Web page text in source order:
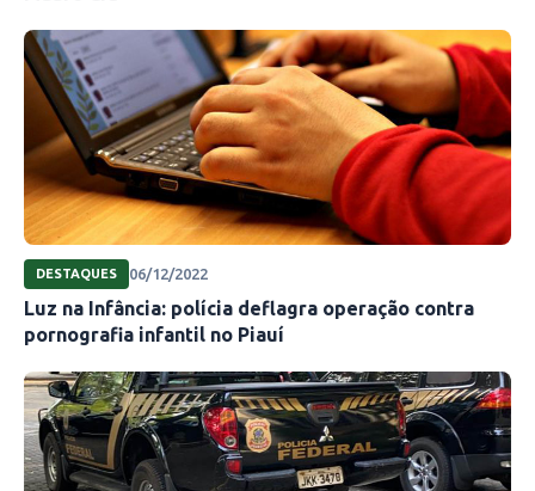
DESTAQUES 06/12/2022
Luz na Infância: polícia deflagra operação contra
pornografia infantil no Piauí